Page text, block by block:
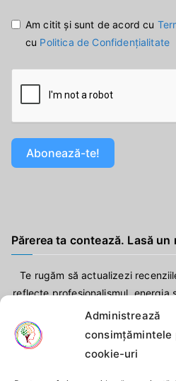
Administrează
consimțămintele
cookie-uri
Am citit și sunt de acord cu
cu Politica de Confidențialitate
Abonează-te!
Părerea ta contează. Lasă un
Te rugăm să actualizezi
reflecte profesionalismul, energia
aici